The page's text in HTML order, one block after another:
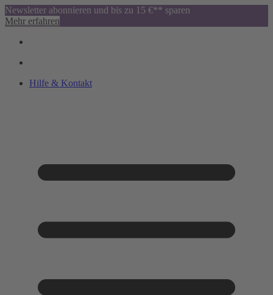
Newsletter abonnieren und bis zu 15 €** sparen
Mehr erfahren
Hilfe & Kontakt